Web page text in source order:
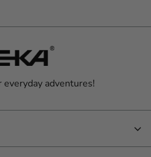
adventures!